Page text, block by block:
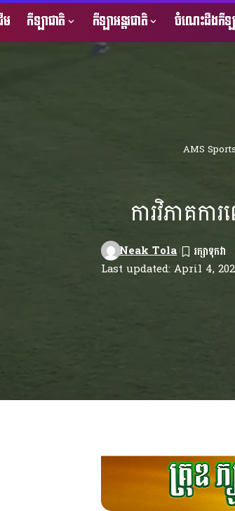
ម កីឡាជាតិ កីឡាអន្តរជាតិ ចំណេះដឹងកី
AMS Sports
ការវិភាគក
Last updated: April 4,
Neak Tola